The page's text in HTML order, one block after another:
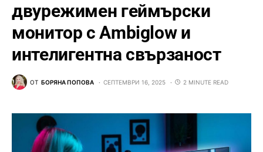
двурежимен геймърски
монитор с Ambiglow и
интелигентна свързаност
ОТ БОРЯНА ПОПОВА СЕПТЕМВРИ 16, 2025 2 MINUTE READ